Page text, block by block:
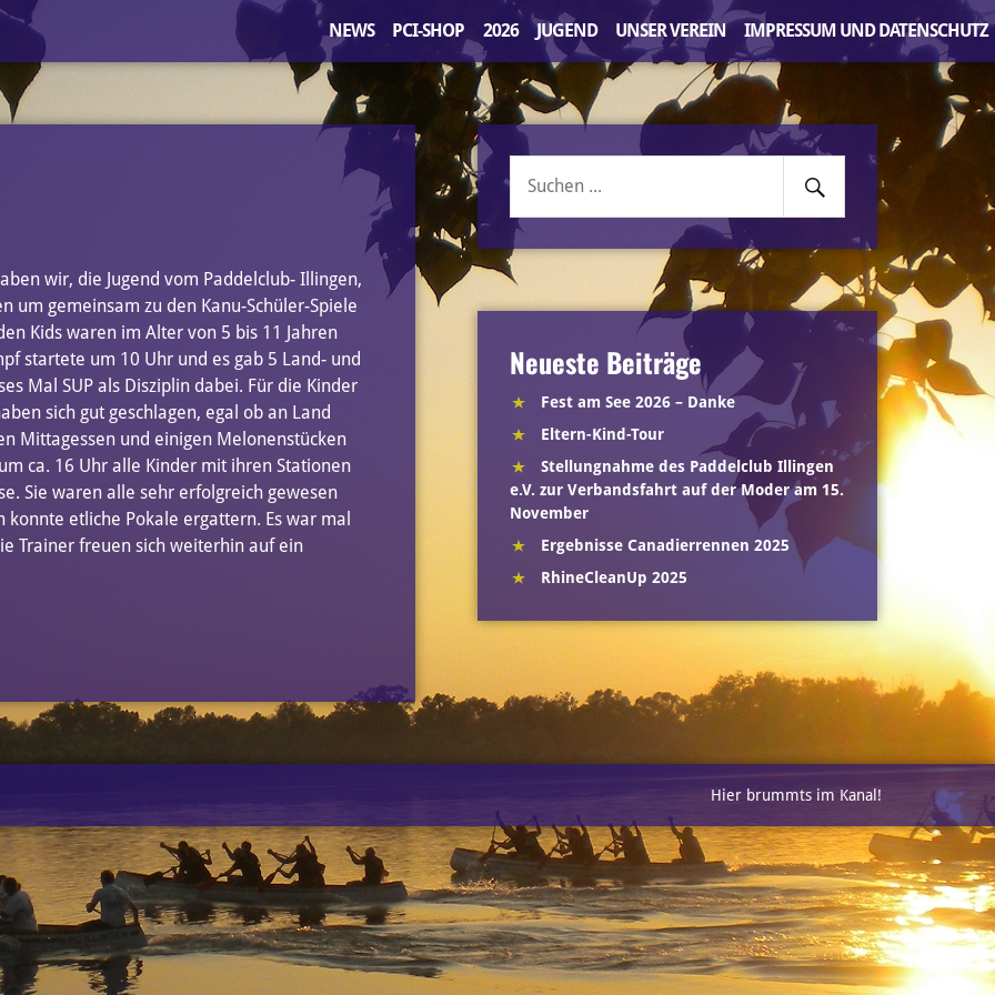
NEWS PCI-SHOP 2026 JUGEND UNSER VEREIN IMPRESSUM UND DATENSCHUTZ
wir, die Jugend vom Paddelclub- Illingen,
um gemeinsam zu den Kanu-Schüler-Spiele
Kids waren im Alter von 5 bis 11 Jahren
startete um 10 Uhr und es gab 5 Land- und
Mal SUP als Disziplin dabei. Für die Kinder
sich gut geschlagen, egal ob an Land
Mittagessen und einigen Melonenstücken
ca. 16 Uhr alle Kinder mit ihren Stationen
Sie waren alle sehr erfolgreich gewesen
etliche Pokale ergattern. Es war mal
Trainer freuen sich weiterhin auf ein
Suche
Senden
Neueste Beiträge
Fest am See 2026 – Danke
Eltern-Kind-Tour
Stellungnahme des Paddelclub Illingen
e.V. zur Verbandsfahrt auf der Moder am 15.
November
Ergebnisse Canadierrennen 2025
RhineCleanUp 2025
Hier brummts im Kanal!